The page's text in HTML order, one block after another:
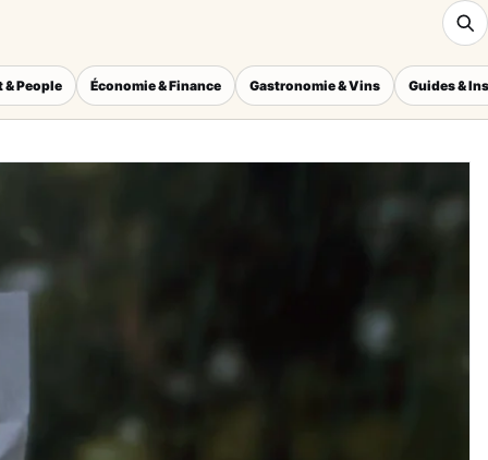
People Économie & Finance Gastronomie & Vins Guides &